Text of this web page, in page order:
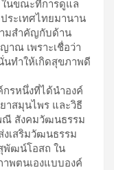
ในขณะที่การดูแล
ระเทศไทยมานาน
มสำคัญกับด้าน
าณ เพราะเชื่อว่า
ทำให้เกิดสุขภาพดี
รหนึ่งที่ได้นำองค์
าสมุนไพร และวิธี
ณี สังคมวัฒนธรรม
งเสริมวัฒนธรรม
พัฒน์โอสถ ใน
พตนเองแบบองค์